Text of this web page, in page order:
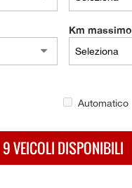
Km massimo
Automatico
9 VEICOLI DISPONIBILI